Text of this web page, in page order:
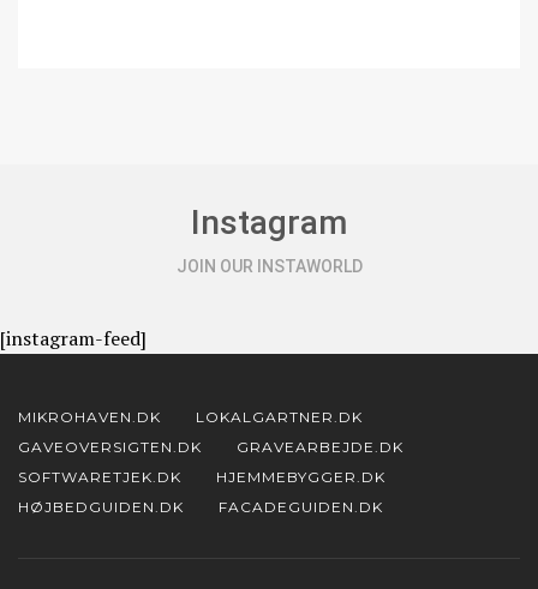
Instagram
JOIN OUR INSTAWORLD
[instagram-feed]
MIKROHAVEN.DK
LOKALGARTNER.DK
GAVEOVERSIGTEN.DK
GRAVEARBEJDE.DK
SOFTWARETJEK.DK
HJEMMEBYGGER.DK
HØJBEDGUIDEN.DK
FACADEGUIDEN.DK